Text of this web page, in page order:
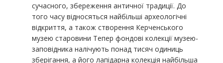
сучасного, збереження античної традиції. До
того часу відносяться найбільші археологічні
відкриття, а також створення Керченського
музею старовини Тепер фондові колекції музею-
заповідника налічують понад тисяч одиниць
зберігання, а його лапідарна колекція найбільша